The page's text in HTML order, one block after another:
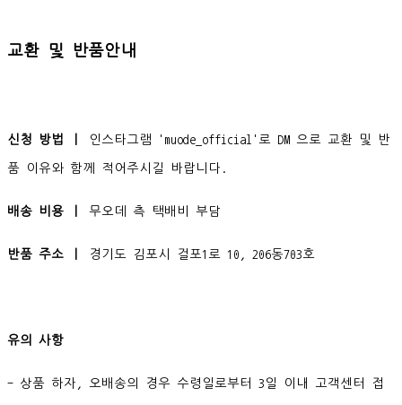
교환 및 반품안내
신청 방법 ㅣ 인스타그램 'muode_official'로 DM 으로 교환 및 반
품 이유와 함께 적어주시길 바랍니다.
배송 비용 ㅣ 무오데 측 택배비 부담
반품 주소 ㅣ 경기도 김포시 걸포1로 10, 206동703호
유의 사항
- 상품 하자, 오배송의 경우 수령일로부터 3일 이내 고객센터 접